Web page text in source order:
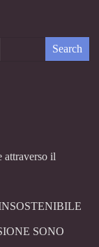
attraverso il
SONO